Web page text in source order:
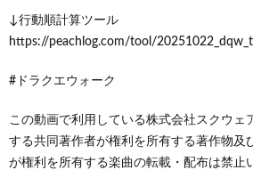
↓行動順計算ツール
https://peachlog.com/tool/
#ドラクエウォーク
この動画で利用している株式会社スクウェ
する共同著作者が権利を所有する著作物及
が権利を所有する楽曲の転載・配布は禁止